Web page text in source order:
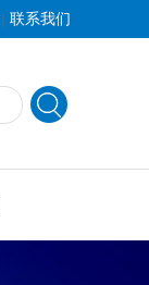
| 联系我们